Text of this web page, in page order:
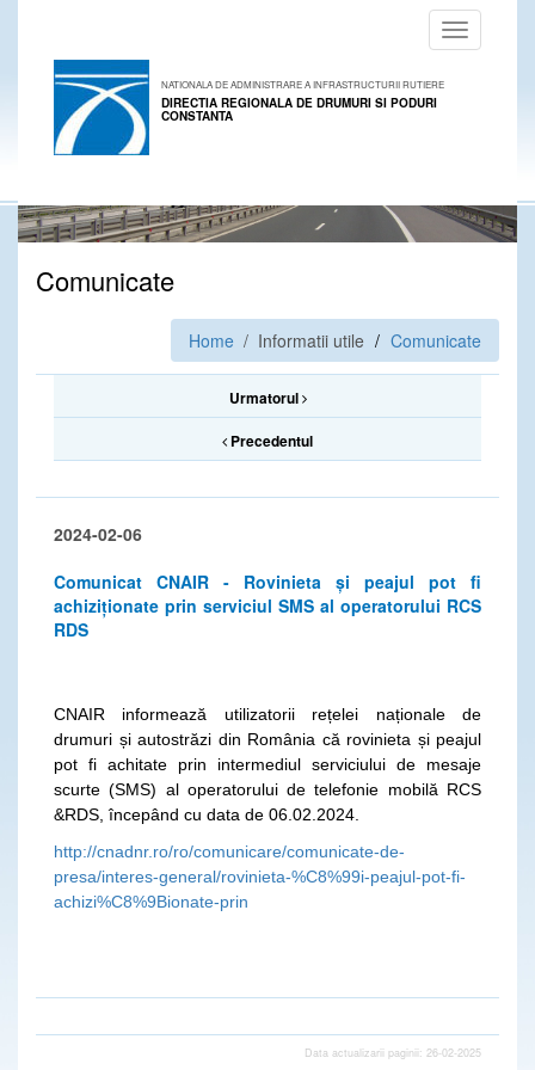
Toggle
navigation
NATIONALA DE ADMINISTRARE A INFRASTRUCTURII RUTIERE
DIRECTIA REGIONALA DE DRUMURI SI PODURI
CONSTANTA
Comunicate
Home / Informatii utile Comunicate
Urmatorul
Precedentul
2024-02-06
Comunicat CNAIR - Rovinieta și peajul pot fi
achiziționate prin serviciul SMS al operatorului RCS
RDS
CNAIR informează utilizatorii rețelei naționale de
drumuri și autostrăzi din România că rovinieta și peajul
pot fi achitate prin intermediul serviciului de mesaje
scurte (SMS) al operatorului de telefonie mobilă RCS
&RDS, începând cu data de 06.02.2024.
http://cnadnr.ro/ro/comunicare/comunicate-de-
presa/interes-general/rovinieta-%C8%99i-peajul-pot-fi-
achizi%C8%9Bionate-prin
Data actualizarii paginii: 26-02-2025